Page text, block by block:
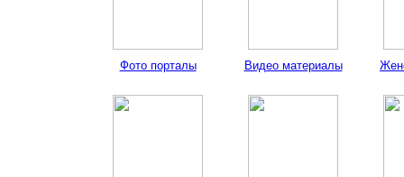
Фото порталы Видео материалы